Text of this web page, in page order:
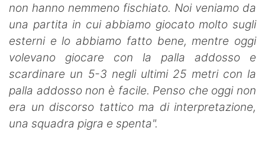
non hanno nemmeno fischiato. Noi veniamo da
una partita in cui abbiamo giocato molto sugli
esterni e lo abbiamo fatto bene, mentre oggi
volevano giocare con la palla addosso e
scardinare un 5-3 negli ultimi 25 metri con la
palla addosso non è facile. Penso che oggi non
era un discorso tattico ma di interpretazione,
una squadra pigra e spenta".